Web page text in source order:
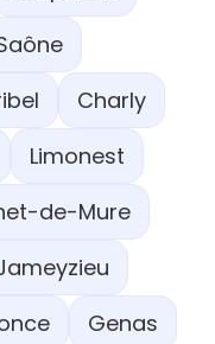
Charly
Limonest
de-Mure
Genas